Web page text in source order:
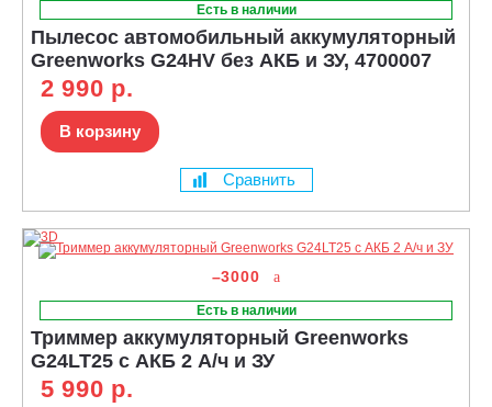
Есть в наличии
Пылесос автомобильный аккумуляторный
Greenworks G24HV без АКБ и ЗУ, 4700007
2 990 р.
В корзину
Сравнить
–3000
Есть в наличии
Триммер аккумуляторный Greenworks
G24LT25 с АКБ 2 А/ч и ЗУ
5 990 р.